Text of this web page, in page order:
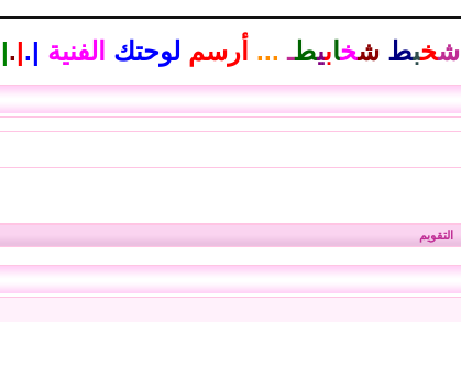
شخبط شخابيطـ ... أرسم لوحتك الفنية |
.
|
.
|
التقويم